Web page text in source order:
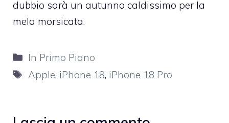
dubbio sarà un autunno caldissimo per la
mela morsicata.
Categorie
In Primo Piano
Tag
Apple, iPhone 18, iPhone 18 Pro